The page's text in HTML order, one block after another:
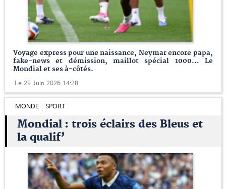
Voyage express pour une naissance, Neymar encore papa,
fake-news et démission, maillot spécial 1000… Le
Mondial et ses à-côtés.
Le 25 Juin 2026 14:28
MONDE SPORT
Mondial : trois éclairs des Bleus et
la qualif’